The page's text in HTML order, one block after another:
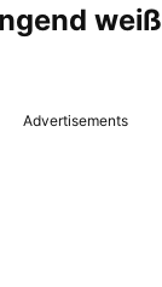
weiß
Advertisements